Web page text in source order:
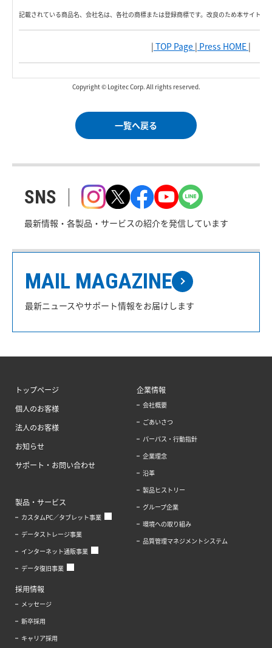
記載されている商品名、会社名は、各社の商標または登録商標です。改良のため本サイト内
| TOP Page | Press HOME |
Copyright © Logitec Corp. All rights reserved.
一覧へ戻る
SNS
最新情報・各製品・サービスの紹介を発信しています
MAIL MAGAZINE
最新ニュースやサポート情報をお届けします
トップページ
個人のお客様
法人のお客様
お知らせ
サポート・お問い合わせ
製品・サービス
カスタムPC／タブレット事業
データストレージ事業
インターネット通販事業
データ復旧事業
企業情報
会社概要
ごあいさつ
パーパス・行動指針
企業理念
沿革
製品ヒストリー
グループ企業
環境への取り組み
品質管理マネジメントシステム
採用情報
メッセージ
新卒採用
キャリア採用